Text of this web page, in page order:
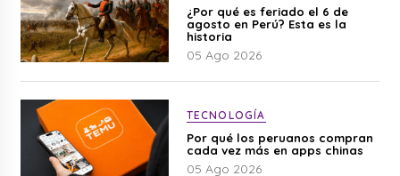
¿Por qué es feriado el 6 de
agosto en Perú? Esta es la
historia
05 Ago 2026
TECNOLOGÍA
Por qué los peruanos compran
cada vez más en apps chinas
05 Ago 2026